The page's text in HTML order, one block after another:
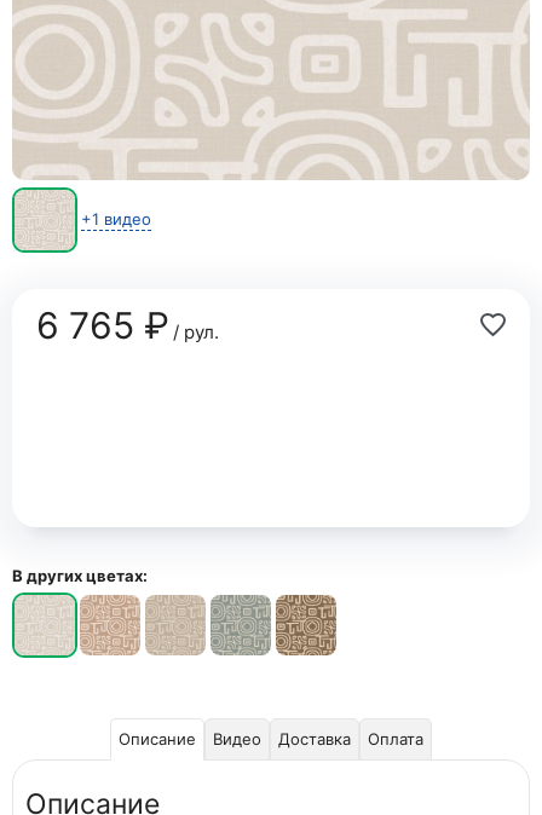
+1 видео
6 765 ₽/ рул.
В других цветах:
Описание Видео Доставка Оплата
Описание